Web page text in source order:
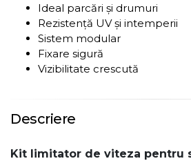
Ideal parcări și drumuri
Rezistență UV și intemperii
Sistem modular
Fixare sigură
Vizibilitate crescută
Descriere
Kit limitator de viteza pentru